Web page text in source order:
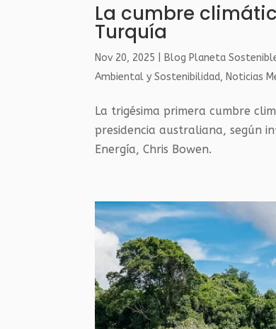
La cumbre
Turquía
Nov 20, 2025 Blog Planeta
Ambiental y Sostenibilidad, Noticias
La trigésima primera cumbre
presidencia australiana, según
Energía, Chris Bowen.